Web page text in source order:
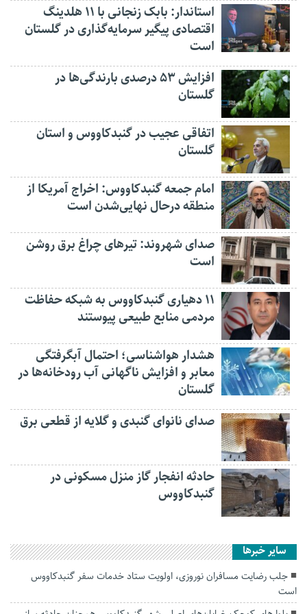
استاندار: بابک زنجانی با ۱۱ هلدینگ
اقتصادی پیگیر سرمایه‌گذاری در گلستان
است
افزایش ۵۳ درصدی بارندگی‌ها در
گلستان
اتفاقی عجیب در‌ گنبدکاووس و استان
گلستان
امام جمعه گنبدکاووس: اخراج آمریکا از
منطقه درحال نهایی‌شدن است
صدای شهروند: تیرهای چراغ برق روشن
است
۱۱ دهیاری گنبدکاووس به شبکه حفاظت
مردمی منابع طبیعی پیوستند
هشدار هواشناسی؛ احتمال آبگرفتگی
معابر و افزایش ناگهانی آب رودخانه‌ها در
گلستان
صدای نانوای گنبدی و گلایه از قطعی برق
حادثه انفجار گاز منزل مسکونی در
گنبدکاووس
سایر خبرها
جلب رضایت‌ مسافران نوروزی، اولویت ستاد خدمات سفر گنبدکاووس
است